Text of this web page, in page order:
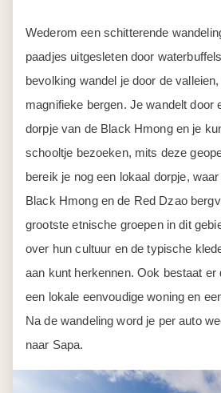
Wederom een schitterende
paadjes uitgesleten door
bevolking wandel je door de
magnifieke bergen. Je wandelt door
dorpje van de Black Hmong en je
schooltje bezoeken, mits deze
bereik je nog een lokaal dorpje,
Black Hmong en de Red Dzao
grootste etnische groepen in dit
over hun cultuur en de typische
aan kunt herkennen. Ook bestaat er
een lokale eenvoudige woning en
Na de wandeling word je per auto
naar Sapa.